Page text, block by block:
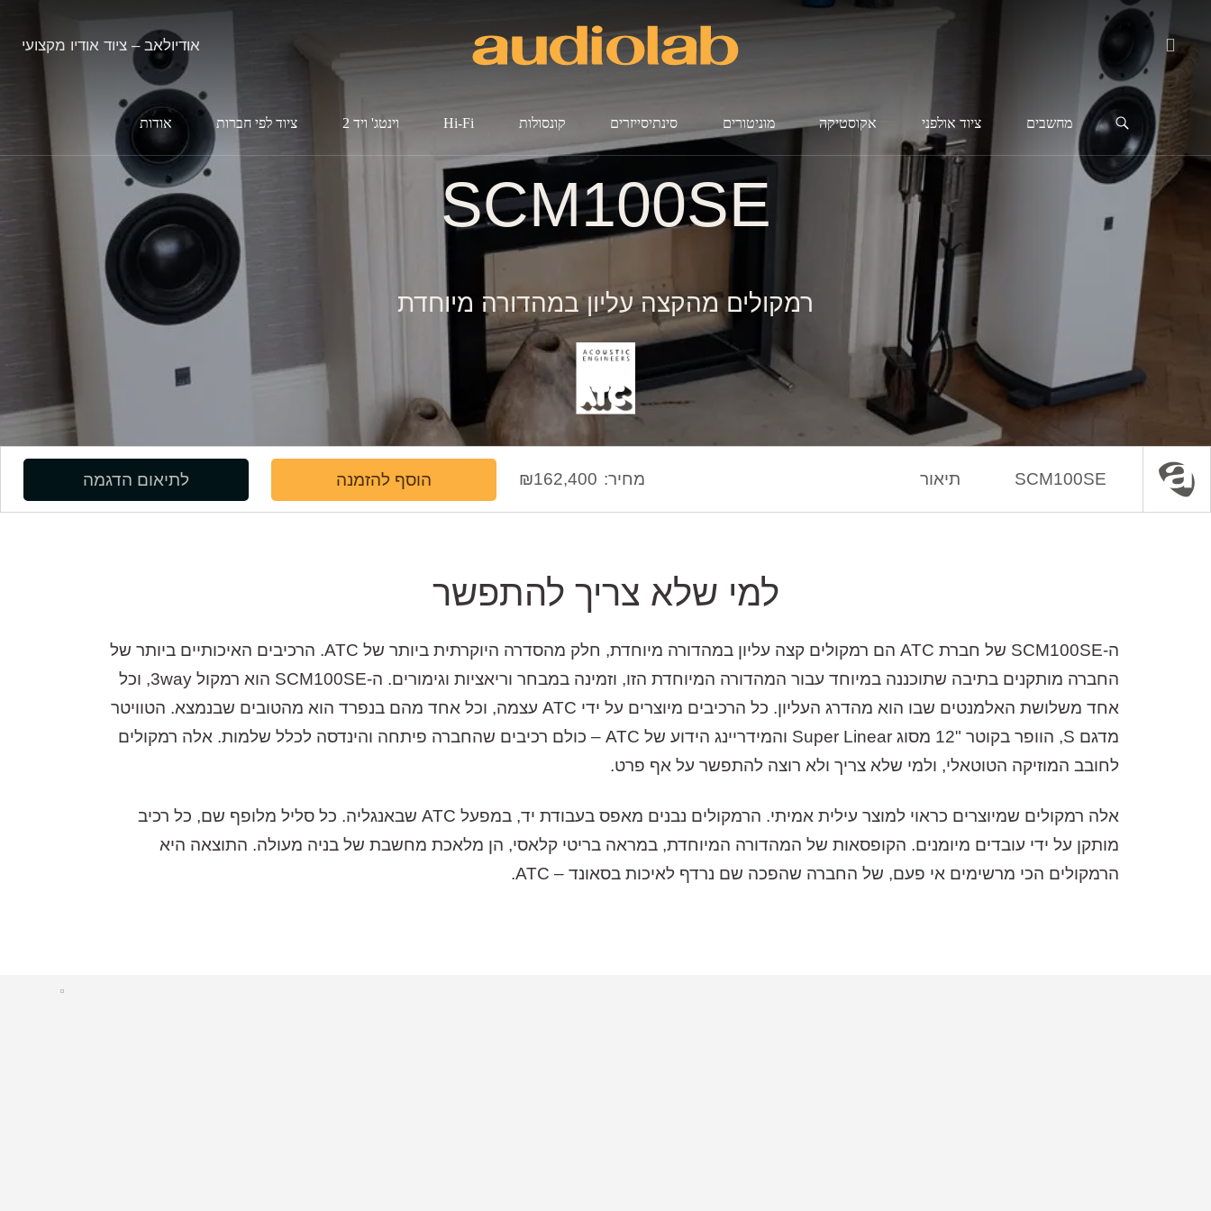
אודיולאב – ציוד אודיו מקצועי
מחשבים ציוד אולפני אקוסטיקה מוניטורים סינתיסייזרים קונסולות Hi-Fi וינטג' ויד 2 ציוד לפי חברות אודות
SCM100SE
רמקולים מהקצה עליון במהדורה מיוחדת
עמוד הבית Hi-Fi רמקולים SCM100SE תיאור מחיר: ₪162,400 הוסף להזמנה לתיאום הדגמה
למי שלא צריך להתפשר
ה-SCM100SE של חברת ATC הם רמקולים קצה עליון במהדורה מיוחדת, חלק מהסדרה היוקרתית ביותר של ATC. הרכיבים האיכותיים ביותר של
החברה מותקנים בתיבה שתוכננה במיוחד עבור המהדורה המיוחדת הזו, וזמינה במבחר וריאציות וגימורים. ה-SCM100SE הוא רמקול 3way, וכל
אחד משלושת האלמנטים שבו הוא מהדרג העליון. כל הרכיבים מיוצרים על ידי ATC עצמה, וכל אחד מהם בנפרד הוא מהטובים שבנמצא. הטוויטר
מדגם S, הוופר בקוטר "12 מסוג Super Linear והמידריינג הידוע של ATC – כולם רכיבים שהחברה פיתחה והינדסה לכלל שלמות. אלה רמקולים
לחובב המוזיקה הטוטאלי, ולמי שלא צריך ולא רוצה להתפשר על אף פרט.
אלה רמקולים שמיוצרים כראוי למוצר עילית אמיתי. הרמקולים נבנים מאפס בעבודת יד, במפעל ATC שבאנגליה. כל סליל מלופף שם, כל רכיב
מותקן על ידי עובדים מיומנים. הקופסאות של המהדורה המיוחדת, במראה בריטי קלאסי, הן מלאכת מחשבת של בניה מעולה. התוצאה היא
הרמקולים הכי מרשימים אי פעם, של החברה שהפכה שם נרדף לאיכות בסאונד – ATC.